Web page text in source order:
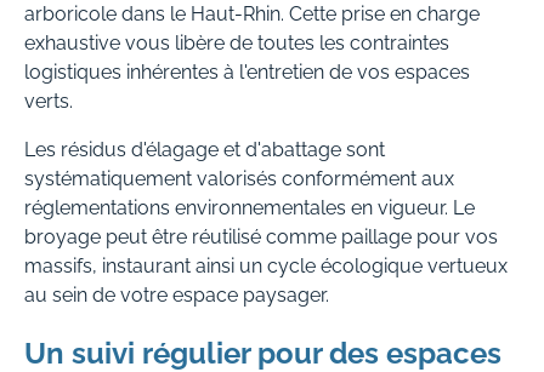
arboricole dans le Haut-Rhin. Cette prise en charge
exhaustive vous libère de toutes les contraintes
logistiques inhérentes à l'entretien de vos espaces
verts.
Les résidus d'élagage et d'abattage sont
systématiquement valorisés conformément aux
réglementations environnementales en vigueur. Le
broyage peut être réutilisé comme paillage pour vos
massifs, instaurant ainsi un cycle écologique vertueux
au sein de votre espace paysager.
Un suivi régulier pour des espaces